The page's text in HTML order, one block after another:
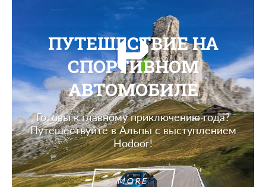
ПУТЕШЕСТВИЕ НА
СПОРТИВНОМ
АВТОМОБИЛЕ
Готовы к главному приключению года?
Путешествуйте в Альпы с выступлением
Hodoor!
MORE